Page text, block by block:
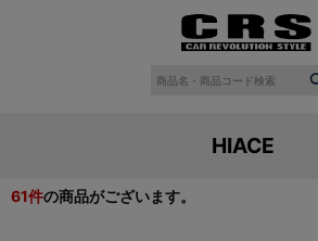
HIACE
61件の商品がございます。